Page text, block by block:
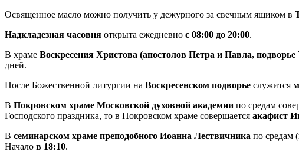
Освященное масло можно получить у дежурного за свечным ящиком в
Надкладезная часовня открыта ежедневно с 08:00 до 20:00.
В храме Воскресения Христова (апостолов Петра и Павла,
дней.
После Божественной литургии на Воскресенском подворье служится
В Покровском храме Московской духовной академии по средам
Господского праздника, то в Покровском храме совершается акафист
В семинарском храме преподобного Иоанна Лествичника по средам
Начало в 18:10.